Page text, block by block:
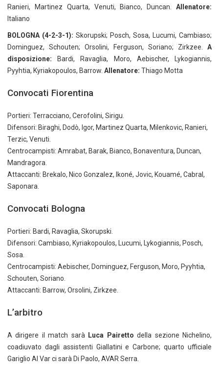
Ranieri, Martinez Quarta, Venuti, Bianco, Duncan. Allenatore:
Italiano
BOLOGNA (4-2-3-1): Skorupski; Posch, Sosa, Lucumi, Cambiaso;
Dominguez, Schouten; Orsolini, Ferguson, Soriano; Zirkzee. A
disposizione: Bardi, Ravaglia, Moro, Aebischer, Lykogiannis,
Pyyhtia, Kyriakopoulos, Barrow. Allenatore: Thiago Motta
Convocati Fiorentina
Portieri: Terracciano, Cerofolini, Sirigu.
Difensori: Biraghi, Dodò, Igor, Martinez Quarta, Milenkovic, Ranieri,
Terzic, Venuti.
Centrocampisti: Amrabat, Barak, Bianco, Bonaventura, Duncan,
Mandragora.
Attaccanti: Brekalo, Nico Gonzalez, Ikoné, Jovic, Kouamé, Cabral,
Saponara.
Convocati Bologna
Portieri: Bardi, Ravaglia, Skorupski.
Difensori: Cambiaso, Kyriakopoulos, Lucumi, Lykogiannis, Posch,
Sosa.
Centrocampisti: Aebischer, Dominguez, Ferguson, Moro, Pyyhtia,
Schouten, Soriano.
Attaccanti: Barrow, Orsolini, Zirkzee.
L’arbitro
A dirigere il match sarà Luca Pairettodella sezione Nichelino,
coadiuvato dagli assistenti Giallatini e Carbone; quarto ufficiale
Gariglio Al Var ci sarà Di Paolo, AVAR Serra.